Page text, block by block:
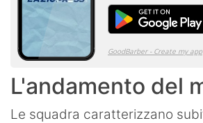
L'andamento del
Le squadra caratterizzano